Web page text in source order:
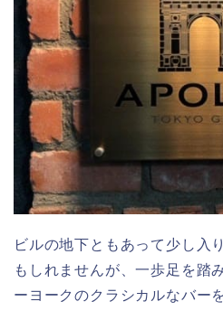
ビルの地下ともあって少し入
もしれませんが、一歩足を踏
ーヨークのクラシカルなバー